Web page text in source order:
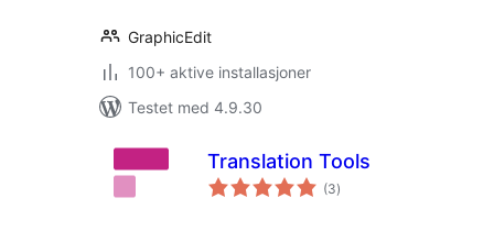
GraphicEdit
100+ aktive installasjoner
Testet med 4.9.30
Translation Tools
(3totale
vurderinger
)